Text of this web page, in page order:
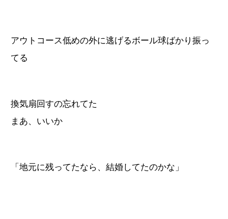
アウトコース低めの外に逃げるボール球ばかり振っ
てる
換気扇回すの忘れてた
まあ、いいか
「地元に残ってたなら、結婚してたのかな」